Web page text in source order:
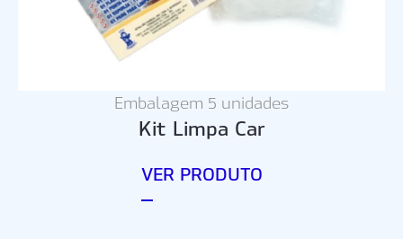
Embalagem 5 unidades
Kit Limpa Car
VER PRODUTO